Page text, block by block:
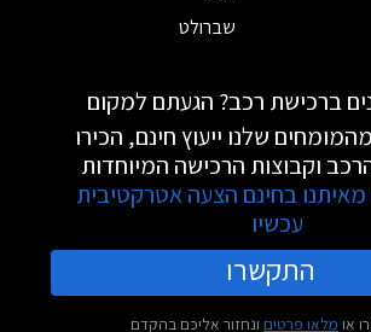
שברולט
ברכישת רכב? הגעתם למקום
שלנו ייעוץ חינם, הכירו
וקבוצות הרכישה המיוחדות
מאיתנו בחינם הצעה אטרקטיבית
עכשיו
התקשרו
או מלאו פרטים ונחזור אליכם בהקדם